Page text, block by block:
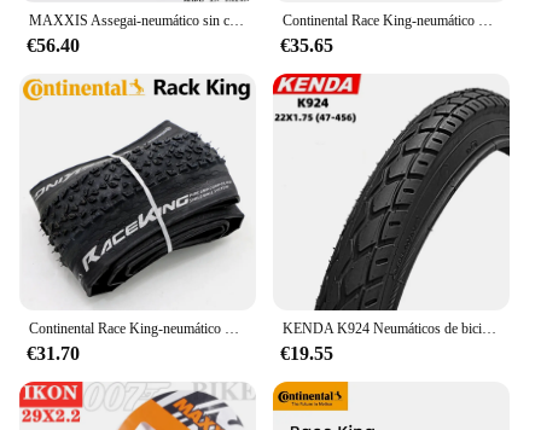
MAXXIS Assegai-neumático sin cámara para bicicleta, neumático plegable sin cámara, 29X2.5, 29X2.6, 27,5x2,6, 27,5x2,5, 3C, MaxxTerra EXO +
€56.40
Continental Race King-neumático TLR para bicicleta de montaña, neumático sin cámara de 29in, 27,5/29x2.0/2.20 29er mtb neumático plegable
€35.65
Continental Race King-neumático plegable para mtb, llanta sin cámara, 29in TLR, 29x2.0/2.20 29er
€31.70
KENDA K924 Neumáticos de bicicleta plegables de montaña 22*1,75(47-456)
€19.55